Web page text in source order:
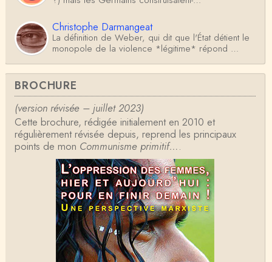
Christophe Darmangeat
La définition de Weber, qui dit que l'État détient le
monopole de la violence *légitime* répond …
Anonymous
Formidable et complexe sujet ; l'ancien professeur
d'histoire que je suis, Alsacien de surcr…
Tangui Przybylowski
Concernant Fustel de Coulanges, j'ai le souvenir
d'avoir lu, il y a près de 10 ans, un autre…
Jean-Paul Demoule
L'Etat ayant donc le monopole de la violence légiti
me, comment interpréter la situation états-un…
Christophe Darmangeat
Je ne sais pas quelle est la couleur de ma ceintur
e, mais je suis bien d'accord avec vous sur le…
BROCHURE
(version révisée – juillet 2023)
Cette brochure, rédigée initialement en 2010 et
régulièrement révisée depuis, reprend les principaux
points de mon Communisme primitif….